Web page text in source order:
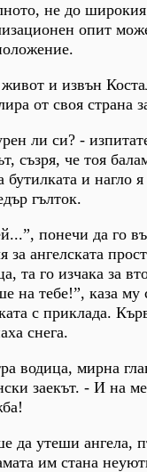
не до
опит
и извън
от своя страна
ли си? -
съзря, че тоя
бутилката и нагло
гълток.
понечи да го
за ангелската
та го изчака за
на тебе!”, каза му
с приклада.
снега.
водица, мирна
заекът. - И на
да утеши ангела,
им стана